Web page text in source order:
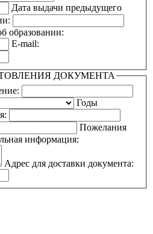
Дата выдачи предыдущего
образовании:
E-mail:
ДОКУМЕНТА
Годы
Пожелания
информация:
Адрес для доставки документа: